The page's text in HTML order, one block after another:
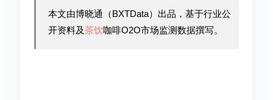
本文由博晓通（BXTData）出品，基于行业公
开资料及茶饮咖啡O2O市场监测数据撰写。